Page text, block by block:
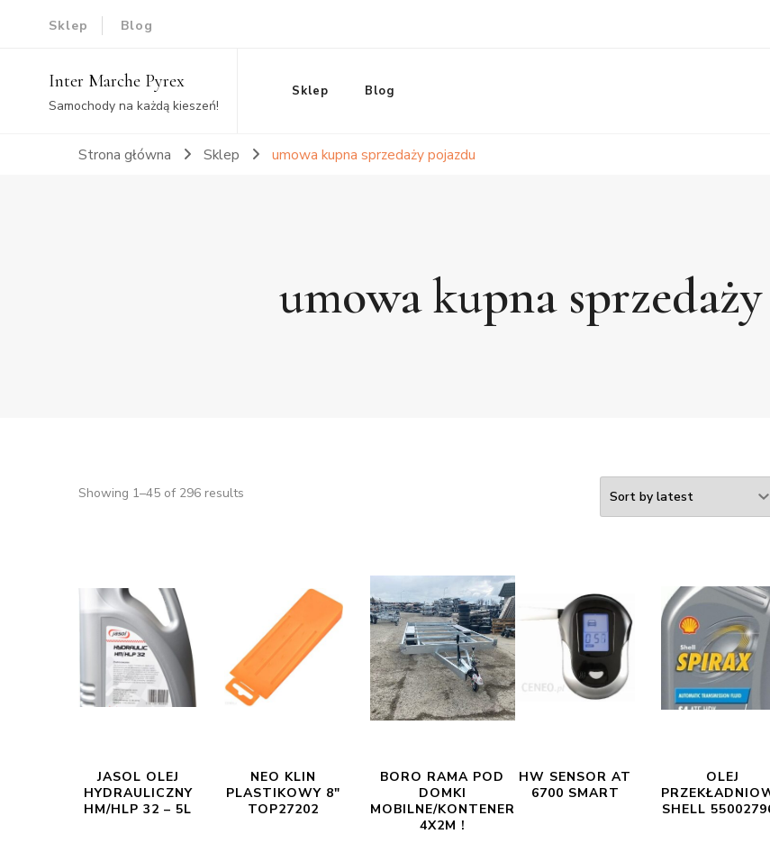
Sklep Blog
Inter Marche Pyrex
Samochody na każdą kieszeń!
Sklep Blog
Strona główna Sklep umowa kupna sprzedaży pojazdu
umowa kupna
Showing 1–45 of 296 results
JASOL OLEJ
HYDRAULICZNY
HM/HLP 32 – 5L
NEO KLIN
PLASTIKOWY 8″
TOP27202
BORO RAMA POD
DOMKI
MOBILNE/KONTENER
4X2M !
HW SENSOR AT
6700 SMART
OLEJ
SHELL